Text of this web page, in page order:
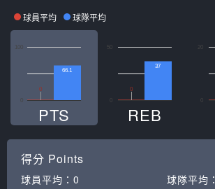
球員平均 球隊平均
0
66.1
PTS
50
0
37
REB
20
得分 Points
球員平均： 0 球隊平均：